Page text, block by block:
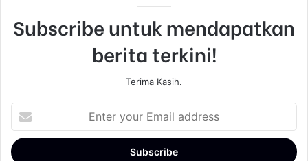
Subscribe untuk mendapatkan
berita terkini!
Terima Kasih.
e